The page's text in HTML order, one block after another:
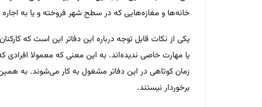
خانه‌‌ها و مغازه‌‌هایی که در سطح شهر فروخته و یا به اجاره
یکی از نکات قابل توجه درباره این دفاتر این است که
یا مهارت خاصی ندیده‌‌اند. به این معنی که معمولا
زمان کوتاهی در این دفاتر مشغول به کار می‌‌شوند. به
برخوردار نیستند.